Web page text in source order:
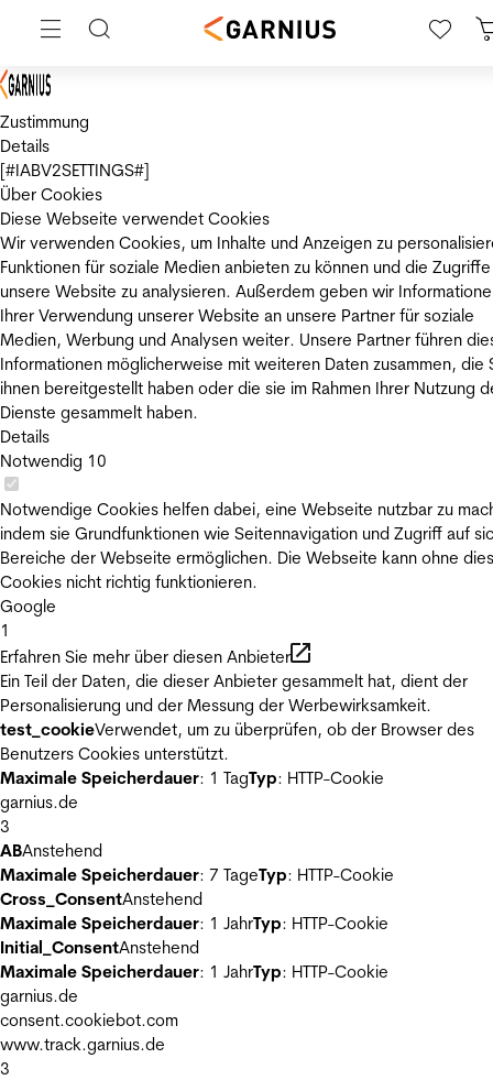
Zustimmung
Details
[#IABV2SETTINGS#]
Über Cookies
Diese Webseite verwendet Cookies
Wir verwenden Cookies, um Inhalte und Anzeigen zu
Funktionen für soziale Medien anbieten zu können und die
unsere Website zu analysieren. Außerdem geben wir
Ihrer Verwendung unserer Website an unsere Partner für soziale
Medien, Werbung und Analysen weiter. Unsere Partner führen
Informationen möglicherweise mit weiteren Daten zusammen, die
ihnen bereitgestellt haben oder die sie im Rahmen Ihrer Nutzung
Dienste gesammelt haben.
Details
Notwendig 10
Notwendige Cookies helfen dabei, eine Webseite nutzbar zu
indem sie Grundfunktionen wie Seitennavigation und Zugriff auf
Bereiche der Webseite ermöglichen. Die Webseite kann ohne
Cookies nicht richtig funktionieren.
Google
1
Erfahren Sie mehr über diesen Anbieter
Ein Teil der Daten, die dieser Anbieter gesammelt hat, dient der
Personalisierung und der Messung der Werbewirksamkeit.
test_cookieVerwendet, um zu überprüfen, ob der Browser des
Benutzers Cookies unterstützt.
Maximale Speicherdauer: 1 TagTyp: HTTP-Cookie
garnius.de
3
ABAnstehend
Maximale Speicherdauer: 7 TageTyp: HTTP-Cookie
Cross_ConsentAnstehend
Maximale Speicherdauer: 1 JahrTyp: HTTP-Cookie
Initial_ConsentAnstehend
Maximale Speicherdauer: 1 JahrTyp: HTTP-Cookie
garnius.de
consent.cookiebot.com
www.track.garnius.de
3